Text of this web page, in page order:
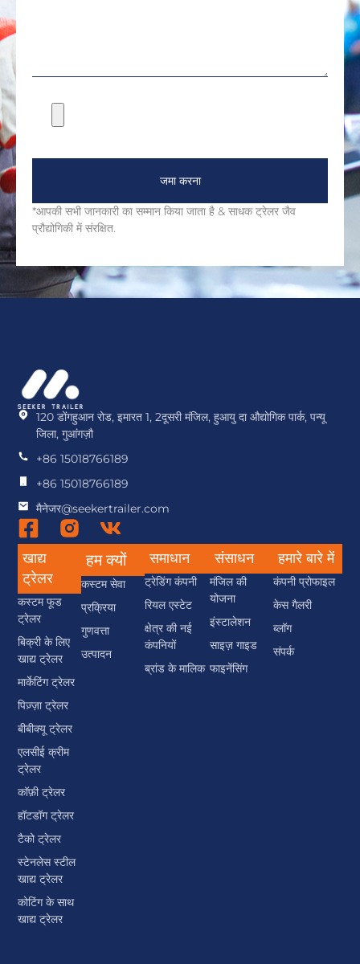
जमा करना
*आपकी सभी जानकारी का सम्मान किया जाता है & साधक ट्रेलर जैव
प्रौद्योगिकी में संरक्षित.
120 डोंगहुआन रोड, इमारत 1, 2दूसरी मंजिल, हुआयु दा औद्योगिक पार्क, पन्यू
जिला, गुआंगज़ौ
+86 15018766189
+86 15018766189
मैनेजर@seekertrailer.com
खाद्य
ट्रेलर
कस्टम फूड
ट्रेलर
बिक्री के लिए
खाद्य ट्रेलर
मार्केटिंग ट्रेलर
पिज़्ज़ा ट्रेलर
बीबीक्यू ट्रेलर
एलसीई क्रीम
ट्रेलर
कॉफ़ी ट्रेलर
हॉटडॉग ट्रेलर
टैको ट्रेलर
स्टेनलेस स्टील
खाद्य ट्रेलर
कोटिंग के साथ
खाद्य ट्रेलर
हम क्यों
कस्टम सेवा
प्रक्रिया
गुणवत्ता
उत्पादन
समाधान
ट्रेडिंग कंपनी
रियल एस्टेट
क्षेत्र की नई
कंपनियों
ब्रांड के मालिक
संसाधन
मंजिल की
योजना
इंस्टालेशन
साइज़ गाइड
फाइनेंसिंग
हमारे बारे में
कंपनी प्रोफाइल
केस गैलरी
ब्लॉग
संपर्क